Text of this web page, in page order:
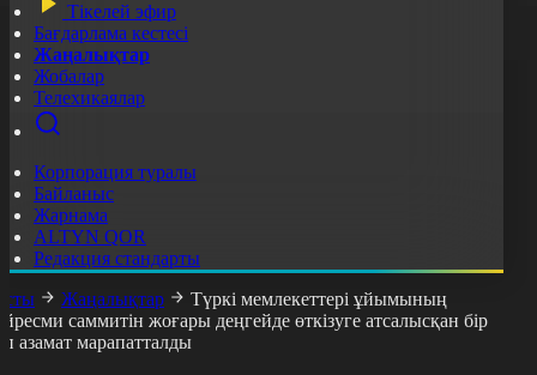
Тікелей эфир
Бағдарлама кестесі
Жаңалықтар
Жобалар
Телехикаялар
Корпорация туралы
Байланыс
Жарнама
ALTYN QOR
Редакция стандарты
Жаңалықтар
Түркі мемлекеттері ұйымының
саммитін жоғары деңгейде өткізуге атсалысқан бір
азамат марапатталды